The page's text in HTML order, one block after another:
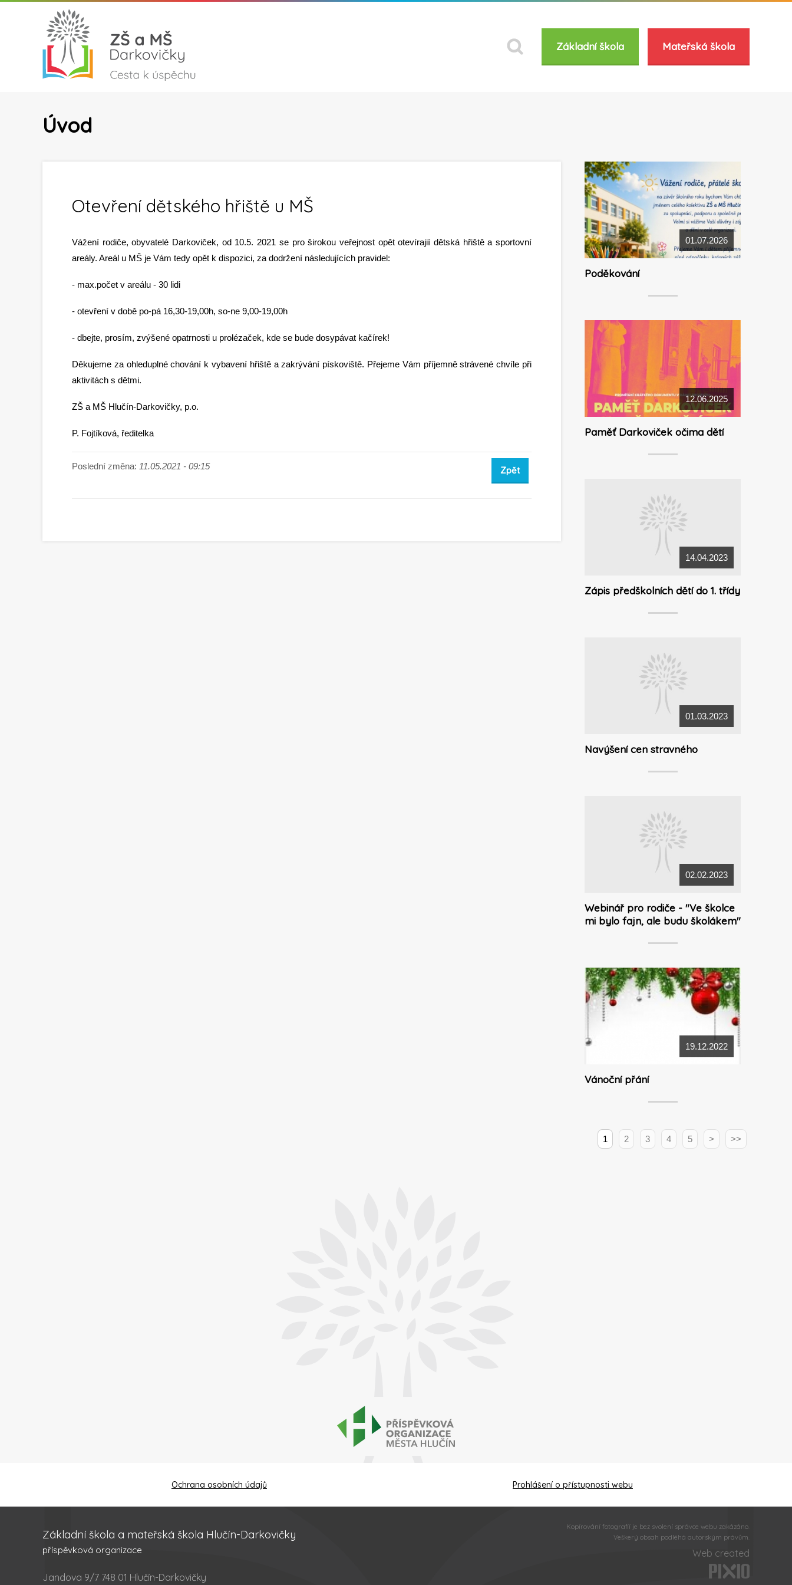
Základní škola Mateřská škola
Úvod
Otevření dětského hřiště u MŠ
Vážení rodiče, obyvatelé Darkoviček, od 10.5. 2021 se pro širokou veřejnost opět otevírajií dětská hřiště a sportovní
areály. Areál u MŠ je Vám tedy opět k dispozici, za dodržení následujících pravidel:
- max.počet v areálu - 30 lidi
- otevření v době po-pá 16,30-19,00h, so-ne 9,00-19,00h
- dbejte, prosím, zvýšené opatrnosti u prolézaček, kde se bude dosypávat kačírek!
Děkujeme za ohleduplné chování k vybavení hřiště a zakrývání pískoviště. Přejeme Vám příjemně strávené chvíle při
aktivitách s dětmi.
ZŠ a MŠ Hlučín-Darkovičky, p.o.
P. Fojtíková, ředitelka
Poslední změna: 11.05.2021 - 09:15 Zpět
01.07.2026
Poděkování
12.06.2025
Paměť Darkoviček očima dětí
14.04.2023
Zápis předškolních dětí do 1. třídy
01.03.2023
Navýšení cen stravného
02.02.2023
Webinář pro rodiče - "Ve školce
mi bylo fajn, ale budu školákem"
19.12.2022
Vánoční přání
1 2 3 4 5 > >>
Ochrana osobních údajů Prohlášení o přístupnosti webu
Základní škola a mateřská škola Hlučín-Darkovičky
příspěvková organizace
Jandova 9/7 748 01 Hlučín-Darkovičky
Kopírování fotografií je bez svolení správce webu zakázáno.
Veškerý obsah podléhá autorským právům.
Web created